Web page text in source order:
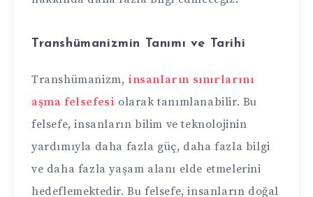
Transhümanizmin Tanımı ve Tarihi
Transhümanizm, insanların sınırlarını
aşma felsefesi olarak tanımlanabilir. Bu
felsefe, insanların bilim ve teknolojinin
yardımıyla daha fazla güç, daha fazla bilgi
ve daha fazla yaşam alanı elde etmelerini
hedeflemektedir. Bu felsefe, insanların doğal